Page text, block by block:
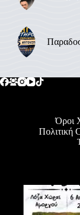
Όροι
Πολιτική